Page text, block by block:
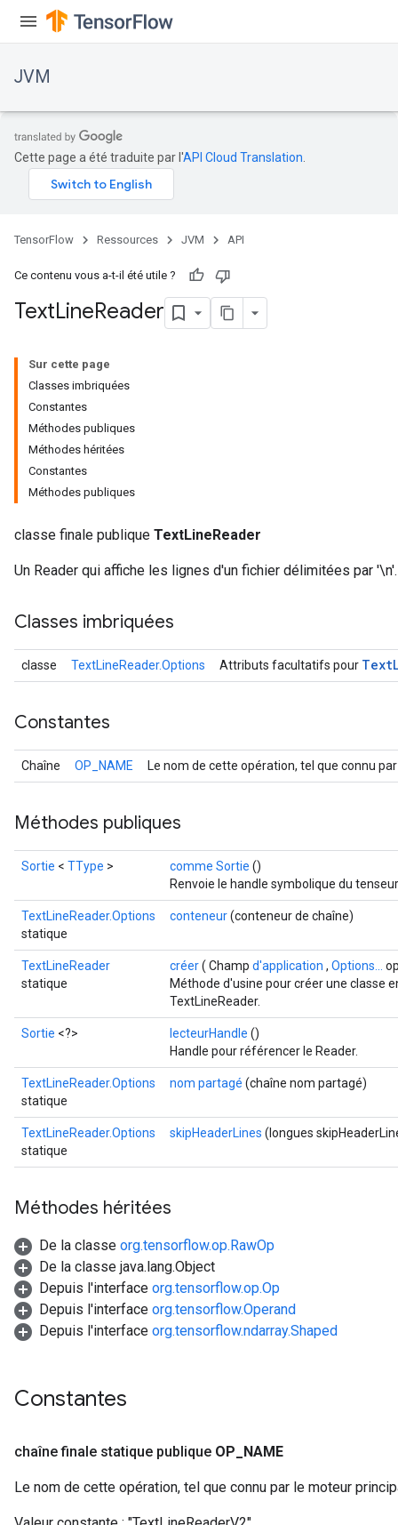
JVM
Cette page a été traduite par l'API Cloud Translation
TensorFlow Ressources JVM API
Ce contenu vous a-t-il été utile ?
TextLineReader
Sur cette page
Classes imbriquées
Constantes
Méthodes publiques
Méthodes héritées
Constantes
Méthodes publiques
classe finale publique TextLineReader
Un Reader qui affiche les lignes d'un fichier délimitées par '\n'.
Classes imbriquées
classe TextLineReader.Options Attributs facultatifs pour Text
Constantes
Chaîne OP_NAME Le nom de cette opération, tel que connu
Méthodes publiques
Sortie < TType > comme Sortie ()
Renvoie le handle symbolique du
TextLineReader.Options
statique
conteneur(conteneur de chaîne)
TextLineReader
statique
créer( Champ d'application , Options...
Méthode d'usine pour créer une classe
TextLineReader.
Sortie <?> lecteurHandle ()
Handle pour référencer le Reader.
TextLineReader.Options
statique
nom partagé (chaîne nom partagé)
TextLineReader.Options
statique
skipHeaderLines (longues
Méthodes héritées
De la classe org.tensorflow.op.RawOp
De la classe java.lang.Object
Depuis l'interface org.tensorflow.op.Op
Depuis l'interface org.tensorflow.Operand
Depuis l'interface org.tensorflow.ndarray.Shaped
Constantes
chaîne finale statique publique OP NAME
Le nom de cette opération, tel que connu par le moteur